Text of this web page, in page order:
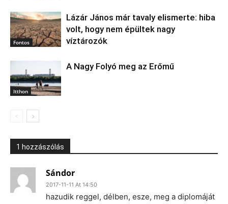
Fontos
Lázár János már tavaly elismerte: hiba
volt, hogy nem épültek nagy
víztározók
Itthon
A Nagy Folyó meg az Erőmű
1 hozzászólás
Sándor
2017-11-11 At 14:50
hazudik reggel, délben, esze, meg a diplomáját